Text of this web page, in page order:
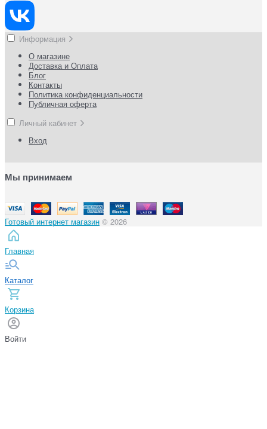
Информация
О магазине
Доставка и Оплата
Блог
Контакты
Политика конфиденциальности
Публичная оферта
Личный кабинет
Вход
Мы принимаем
Готовый интернет магазин © 2026
Главная
Каталог
Корзина
Войти